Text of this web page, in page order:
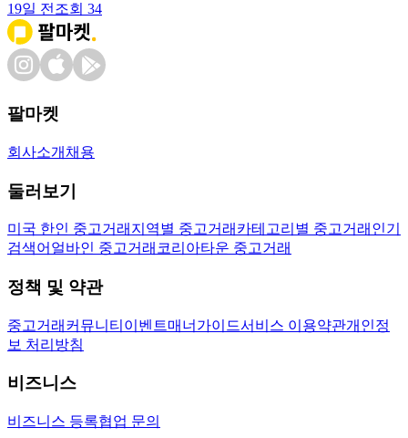
19일 전 조회 34
팔마켓
회사소개 채용
둘러보기
미국 한인 중고거래 지역별 중고거래 카테고리별 중고거래 인기
검색어 얼바인 중고거래 코리아타운 중고거래
정책 및 약관
중고거래 커뮤니티 이벤트매너가이드서비스 이용약관개인정
보 처리방침
비즈니스
비즈니스 등록협업 문의